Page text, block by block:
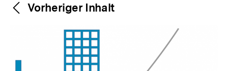
Weitere
Inhalte
Content-
Navigation
Vorheriger Inhalt